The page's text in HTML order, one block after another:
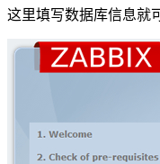
这里填写数据库信息就